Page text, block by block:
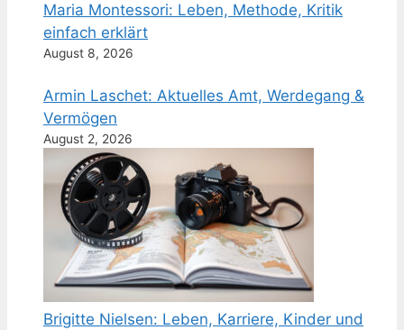
Maria Montessori: Leben, Methode, Kritik
einfach erklärt
August 8, 2026
Armin Laschet: Aktuelles Amt, Werdegang &
Vermögen
August 2, 2026
Brigitte Nielsen: Leben, Karriere, Kinder und